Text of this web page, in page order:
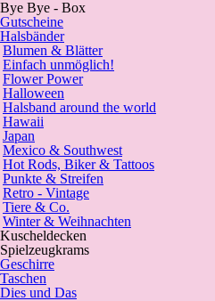
Bye Bye - Box
Gutscheine
Halsbänder
Blumen & Blätter
Einfach unmöglich!
Flower Power
Halloween
Halsband around the world
Hawaii
Japan
Mexico & Southwest
Hot Rods, Biker & Tattoos
Punkte & Streifen
Retro - Vintage
Tiere & Co.
Winter & Weihnachten
Kuscheldecken
Spielzeugkrams
Geschirre
Taschen
Dies und Das